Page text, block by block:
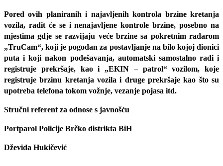
Pored ovih planiranih i najavljenih kontrola brzine kretanja
vozila, radit će se i nenajavljene kontrole brzine, posebno na
mjestima gdje se razvijaju veće brzine sa pokretnim radarom
„TruCam“, koji je pogodan za postavljanje na bilo kojoj dionici
puta i koji nakon podešavanja, automatski samostalno radi i
registruje prekršaje, kao i „EKIN – patrol“ vozilom, koje
registruje brzinu kretanja vozila i druge prekršaje kao što su
upotreba telefona tokom vožnje, vezanje pojasa itd.
Stručni referent za odnose s javnošću
Portparol Policije Brčko distrikta BiH
Dževida Hukičević